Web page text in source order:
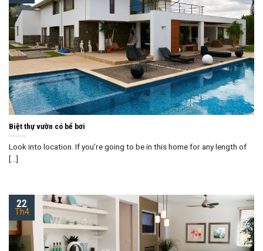
Biệt thự vườn có bể bơi
Look into location. If you’re going to be in this home for any length of
[...]
22
Th4